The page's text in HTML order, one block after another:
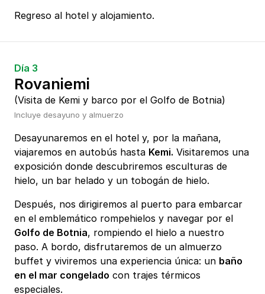
Regreso al hotel y alojamiento.
Día 3
Rovaniemi
(Visita de Kemi y barco por el Golfo de Botnia)
Incluye desayuno y almuerzo
Desayunaremos en el hotel y, por la mañana,
viajaremos en autobús hasta Kemi. Visitaremos una
exposición donde descubriremos esculturas de
hielo, un bar helado y un tobogán de hielo.
Después, nos dirigiremos al puerto para embarcar
en el emblemático rompehielos y navegar por el
Golfo de Botnia, rompiendo el hielo a nuestro
paso. A bordo, disfrutaremos de un almuerzo
buffet y viviremos una experiencia única: un baño
en el mar congelado con trajes térmicos
especiales.